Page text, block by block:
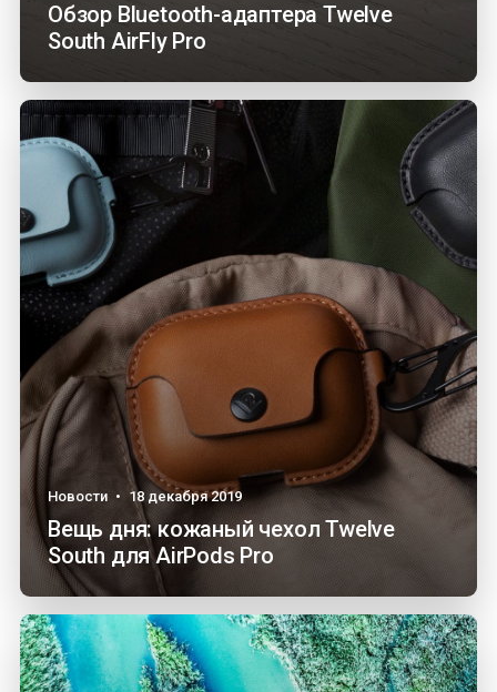
Обзор Bluetooth-адаптера Twelve
South AirFly Pro
Новости • 18 декабря 2019
Вещь дня: кожаный чехол Twelve
South для AirPods Pro